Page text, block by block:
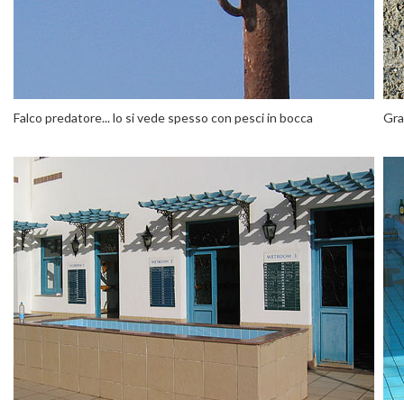
Falco predatore... lo si vede spesso con pesci in bocca